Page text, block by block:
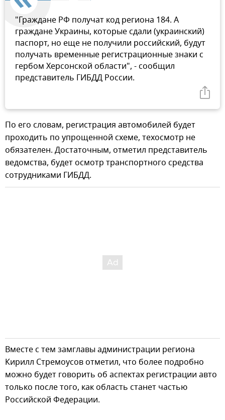
"Граждане РФ получат код региона 184. А
граждане Украины, которые сдали (украинский)
паспорт, но еще не получили российский, будут
получать временные регистрационные знаки с
гербом Херсонской области", - сообщил
представитель ГИБДД России.
По его словам, регистрация автомобилей будет
проходить по упрощенной схеме, техосмотр не
обязателен. Достаточным, отметил представитель
ведомства, будет осмотр транспортного средства
сотрудниками ГИБДД.
Вместе с тем замглавы администрации региона
Кирилл Стремоусов отметил, что более подробно
можно будет говорить об аспектах регистрации авто
только после того, как область станет частью
Российской Федерации.